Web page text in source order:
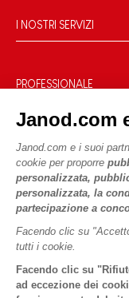
Janod.com
Janod.com e i suoi
cookie per proporre
personalizzata,
personalizzata, la
partecipazione a
Facendo clic su
tutti i cookie.
Facendo clic su
ad eccezione dei
Richiamo prodotti
Dati personali
Termini delle offerte
Condizioni d'uso
Le nostre attività
Impegni di RSI
I NOSTRI SERVIZI
Acquista ora, paga
Video
Regole di gioco e
Pezzi staccati
Attività per bambini
PROFESSIONALE
Contatti stampa
SEGUICI